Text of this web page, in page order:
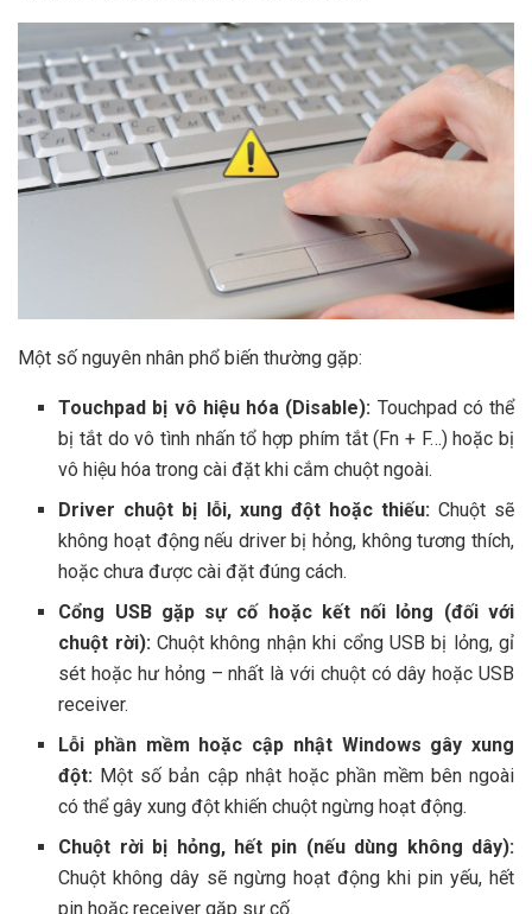
Một số nguyên nhân phổ biến thường gặp:
Touchpad bị vô hiệu hóa (Disable): Touchpad có thể
bị tắt do vô tình nhấn tổ hợp phím tắt (Fn + F…) hoặc bị
vô hiệu hóa trong cài đặt khi cắm chuột ngoài.
Driver chuột bị lỗi, xung đột hoặc thiếu:Chuột sẽ
không hoạt động nếu driver bị hỏng, không tương thích,
hoặc chưa được cài đặt đúng cách.
Cổng USB gặp sự cố hoặc kết nối lỏng (đối với
chuột rời):Chuột không nhận khi cổng USB bị lỏng, gỉ
sét hoặc hư hỏng – nhất là với chuột có dây hoặc USB
receiver.
Lỗi phần mềm hoặc cập nhật Windows gây xung
đột: Một số bản cập nhật hoặc phần mềm bên ngoài
có thể gây xung đột khiến chuột ngừng hoạt động.
Chuột rời bị hỏng, hết pin (nếu dùng không dây):
Chuột không dây sẽ ngừng hoạt động khi pin yếu, hết
pin hoặc receiver gặp sự cố.